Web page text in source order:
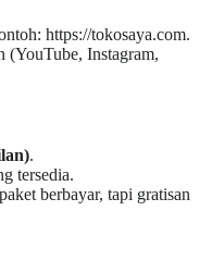
https://tokosaya.com.
(YouTube, Instagram,
.
tersedia.
berbayar, tapi gratisan